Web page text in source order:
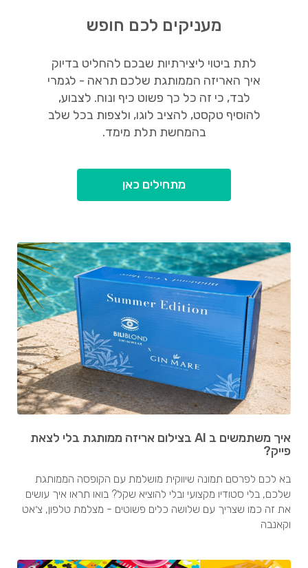
מעניקים לכם חופש
לתת ביטוי ליצירתיות שבכם להחליט בדיוק
איך האריזה הממותגת שלכם תראה - לגמרי
לבד, כי זה כל כך פשוט כיף ונוח. לצבוע,
להוסיף טקסט, להציב לוגו, ולצפות בכל שלב
בהמחשת תלת מימד.
מתחילים כאן
איך משתמשים ב AI בצילום אריזה ממותגת בלי לצאת
פייק?
בא לכם לפרסם תמונה שיווקית מושלמת עם הקופסה הממותגת
שלכם, בלי סטודיו מקצועי ובלי להוציא שקל? בואו תראו איך עושים
את זה כמו שצריך עם שלושה כלים פשוטים - מצלמת טלפון, צ׳אט
וקאנבה